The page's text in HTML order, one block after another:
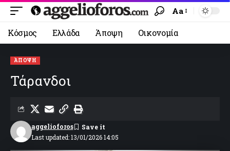
Aa
Κόσμος Ελλάδα Άποψη Οικονομία
ΆΠΟΨΗ
Τάρανδοι
Last updated: 13/01/2026 14:05
aggelioforos